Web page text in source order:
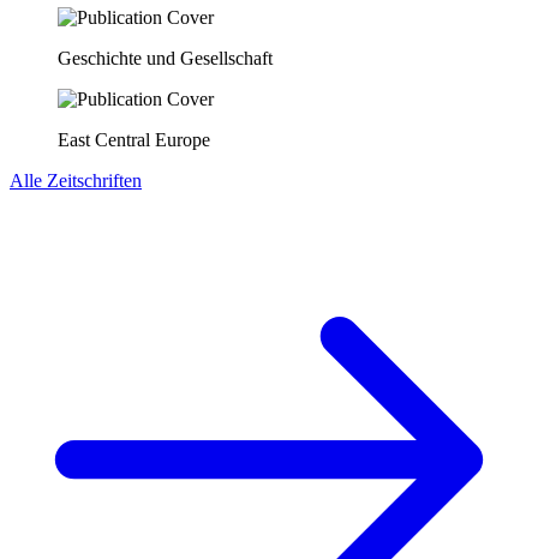
Geschichte und Gesellschaft
East Central Europe
Alle Zeitschriften